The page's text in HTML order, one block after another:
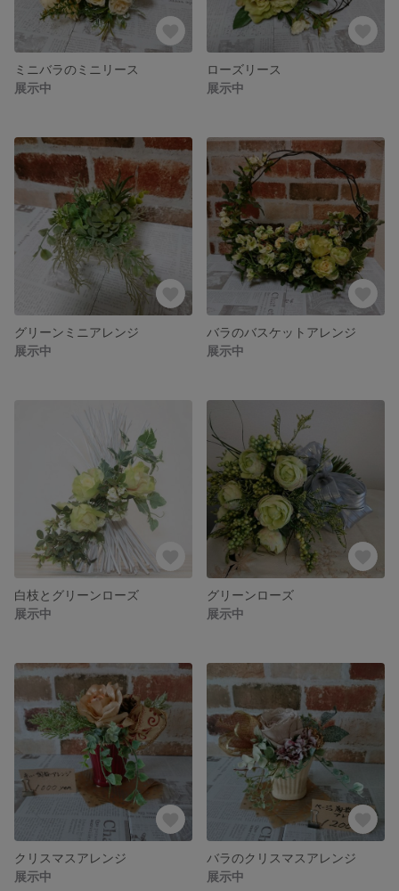
ミニバラのミニリース
展示中
ローズリース
展示中
グリーンミニアレンジ
展示中
バラのバスケットアレンジ
展示中
白枝とグリーンローズ
展示中
グリーンローズ
展示中
クリスマスアレンジ
展示中
バラのクリスマスアレンジ
展示中